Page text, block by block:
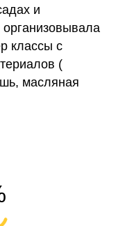
и
классы с
(
масляная